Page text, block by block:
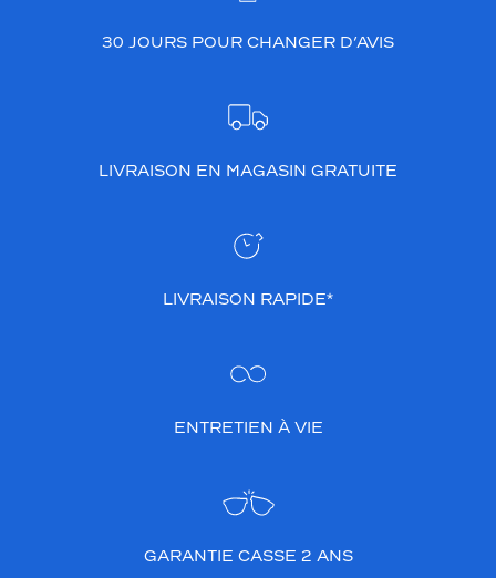
30 JOURS POUR CHANGER D’AVIS
LIVRAISON EN MAGASIN GRATUITE
LIVRAISON RAPIDE*
ENTRETIEN À VIE
GARANTIE CASSE 2 ANS